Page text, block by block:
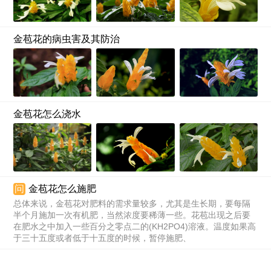
金苞花的病虫害及其防治
金苞花怎么浇水
问 金苞花怎么施肥
总体来说，金苞花对肥料的需求量较多，尤其是生长期，要每隔
半个月施加一次有机肥，当然浓度要稀薄一些。花苞出现之后要
在肥水之中加入一些百分之零点二的(KH2PO4)溶液。温度如果高
于三十五度或者低于十五度的时候，暂停施肥、